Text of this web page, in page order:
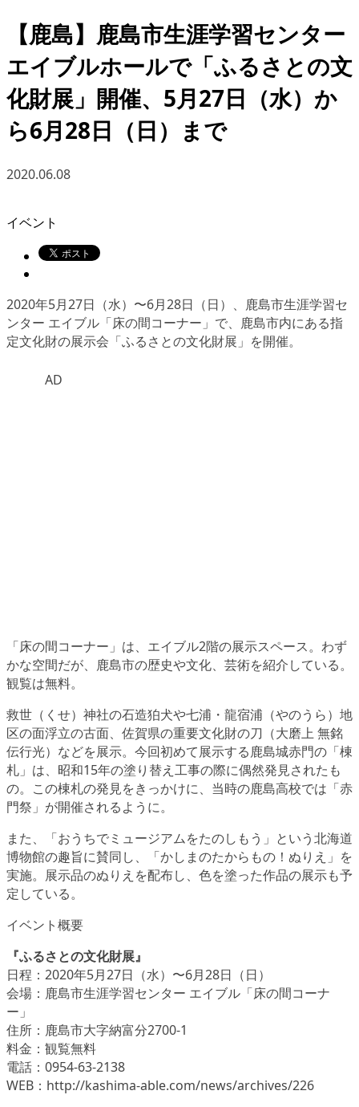
【鹿島】鹿島市生涯学習センター
エイブルホールで「ふるさとの文
化財展」開催、5月27日（水）か
ら6月28日（日）まで
2020.06.08
イベント
2020年5月27日（水）〜6月28日（日）、鹿島市生涯学習セ
ンター エイブル「床の間コーナー」で、鹿島市内にある指
定文化財の展示会 「ふるさとの文化財展」 を開催。
AD
「床の間コーナー」は、エイブル2階の展示スペース。わず
かな空間だが、鹿島市の歴史や文化、芸術を紹介している。
観覧は無料。
救世（くせ）神社の石造狛犬や七浦・龍宿浦（やのうら）地
区の面浮立の古面、佐賀県の重要文化財の刀（大磨上 無銘
伝行光）などを展示。今回初めて展示する鹿島城赤門の「棟
札」は、昭和15年の塗り替え工事の際に偶然発見されたも
の。この棟札の発見をきっかけに、当時の鹿島高校では「赤
門祭」が開催されるように。
また、「おうちでミュージアムをたのしもう」という北海道
博物館の趣旨に賛同し、
「かしまのたからもの！ぬりえ」 を
実施。展示品のぬりえを配布し、色を塗った作品の展示も予
定している。
イベント概要
『ふるさとの文化財展』
日程：2020年5月27日（水）〜6月28日（日）
会場：鹿島市生涯学習センター エイブル「床の間コーナ
ー」
住所：鹿島市大字納富分2700-1
料金：観覧無料
電話：0954-63-2138
WEB：http://kashima-able.com/news/archives/226